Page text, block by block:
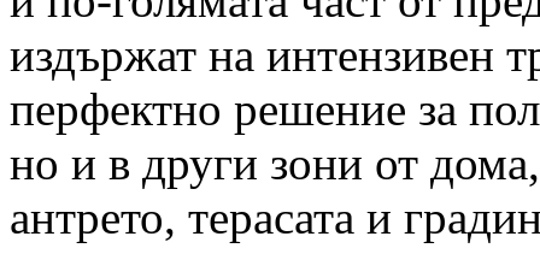
издържат на интензивен
перфектно решение за
но и в други зони от
антрето, терасата и